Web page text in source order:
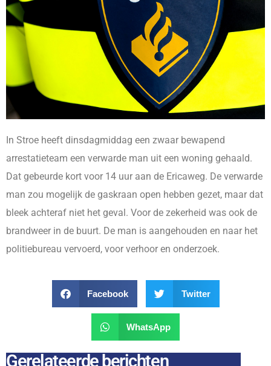
In Stroe heeft dinsdagmiddag een zwaar bewapend
arrestatieteam een verwarde man uit een woning gehaald.
Dat gebeurde kort voor 14 uur aan de Ericaweg. De verwarde
man zou mogelijk de gaskraan open hebben gezet, maar dat
bleek achteraf niet het geval. Voor de zekerheid was ook de
brandweer in de buurt. De man is aangehouden en naar het
politiebureau vervoerd, voor verhoor en onderzoek.
Facebook Twitter
WhatsApp
Gerelateerde berichten